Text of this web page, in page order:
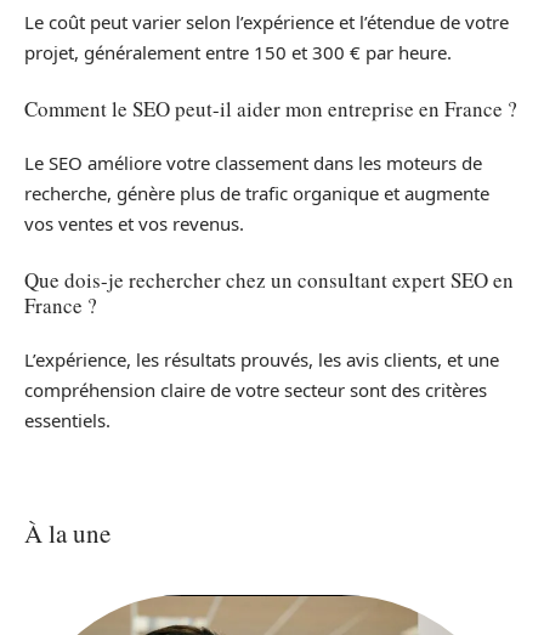
Le coût peut varier selon l’expérience et l’étendue de votre
projet, généralement entre 150 et 300 € par heure.
Comment le SEO peut-il aider mon entreprise en France ?
Le SEO améliore votre classement dans les moteurs de
recherche, génère plus de trafic organique et augmente
vos ventes et vos revenus.
Que dois-je rechercher chez un consultant expert SEO en
France ?
L’expérience, les résultats prouvés, les avis clients, et une
compréhension claire de votre secteur sont des critères
essentiels.
À la une